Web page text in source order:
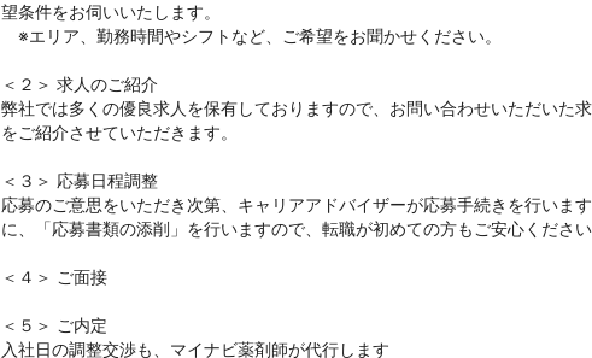
望条件をお伺いいたします。
※エリア、勤務時間やシフトなど、ご希望をお聞かせください。
＜２＞ 求人のご紹介
弊社では多くの優良求人を保有しておりますので、お問い合わせいただいた
をご紹介させていただきます。
＜３＞ 応募日程調整
応募のご意思をいただき次第、キャリアアドバイザーが応募手続きを行いま
に、「応募書類の添削」を行いますので、転職が初めての方もご安心ください
＜４＞ ご面接
＜５＞ ご内定
入社日の調整交渉も、マイナビ薬剤師が代行します